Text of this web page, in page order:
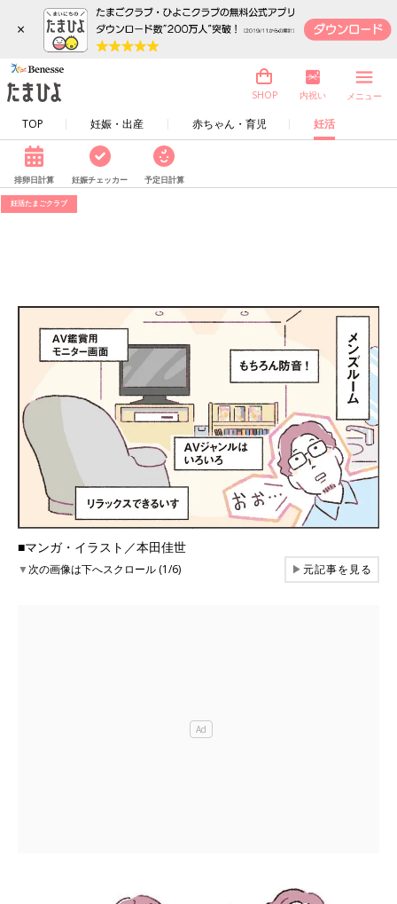
×
TOP 妊娠・出産 赤ちゃん・育児 妊活
SHOP 内祝い メニュー
排卵日計算 妊娠チェッカー 予定日計算
妊活たまごクラブ
■マンガ・イラスト／本田佳世
▼次の画像は下へスクロール (1/6) ▶元記事を見る